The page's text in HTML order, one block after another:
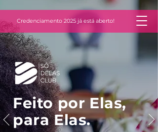
Feito por Elas,
para Elas.
Credenciamento 2025 já está aberto!